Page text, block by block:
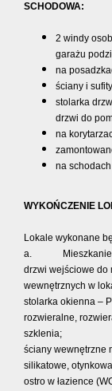
SCHODOWA:
2 windy
garażu
na
ściany i
stolarka
drzwi do
na
na
WYKOŃCZENIE
Lokale wykonane
a. Mieszkanie
drzwi wejściowe do
wewnętrznych w
stolarka okienna –
rozwieralne,
szklenia;
ściany wewnętrzne
silikatowe,
ostro w łazience